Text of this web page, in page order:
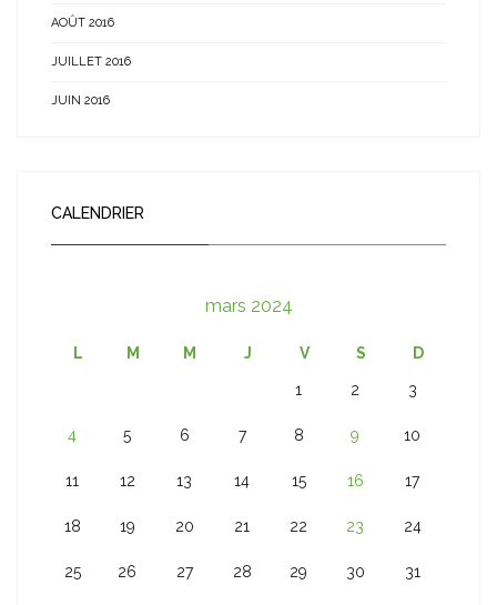
AOÛT 2016
JUILLET 2016
JUIN 2016
CALENDRIER
mars 2024
L M M J V S D
1 2 3
4 5 6 7 8 9 10
11 12 13 14 15 16 17
18 19 20 21 22 23 24
25 26 27 28 29 30 31